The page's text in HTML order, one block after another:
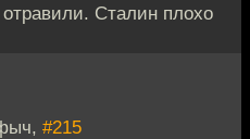
Сталин плохо
#215